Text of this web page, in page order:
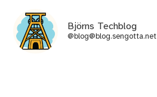
Björns Techblog
@blog@blog.sengotta.net